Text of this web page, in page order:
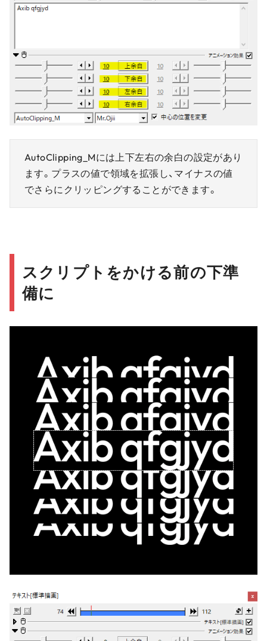
AutoClipping_Mには上下左右の余白の設定があり
ます。プラスの値で領域を拡張し、マイナスの値
でさらにクリッピングすることができます。
スクリプトをかける前の下準
備に